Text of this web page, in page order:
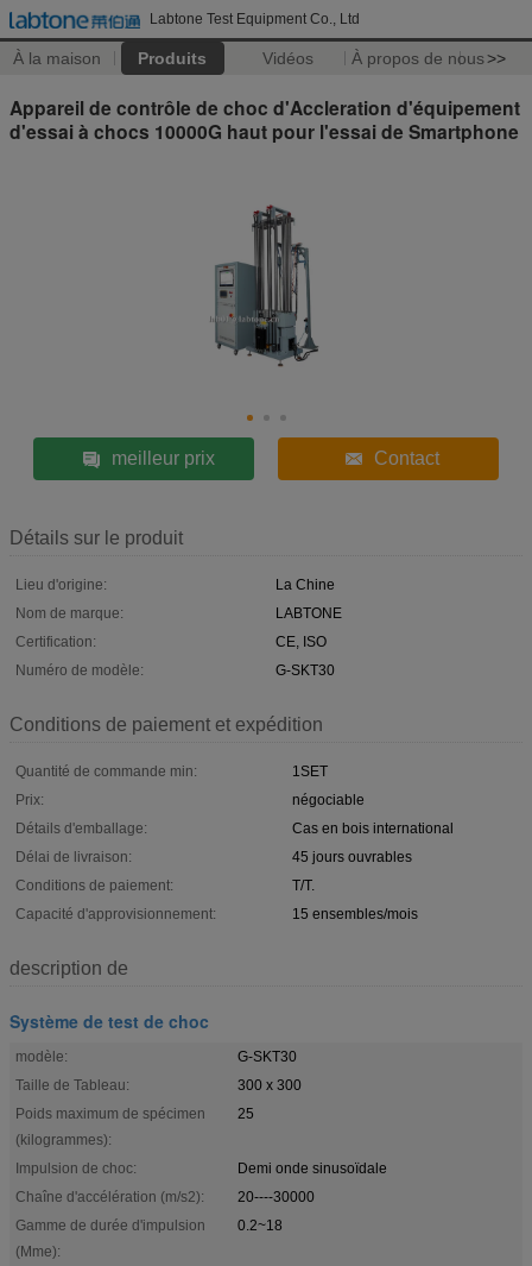
Labtone Test Equipment Co., Ltd
À la maison Produits Vidéos À propos de nous>>
Appareil de contrôle de choc d'Accleration d'équipement
d'essai à chocs 10000G haut pour l'essai de Smartphone
meilleur prix Contact
Détails sur le produit
Lieu d'origine:
La Chine
Nom de marque:
LABTONE
Certification:
CE, ISO
Numéro de modèle:
G-SKT30
Conditions de paiement et expédition
Quantité de commande min:
1SET
Prix:
négociable
Détails d'emballage:
Cas en bois international
Délai de livraison:
45 jours ouvrables
Conditions de paiement:
T/T.
Capacité d'approvisionnement:
15 ensembles/mois
description de
Système de test de choc
modèle:
G-SKT30
Taille de Tableau:
300 x 300
Poids maximum de spécimen
(kilogrammes):
25
Impulsion de choc:
Demi onde sinusoïdale
Chaîne d'accélération (m/s2):
20----30000
Gamme de durée d'impulsion
(Mme):
0.2~18